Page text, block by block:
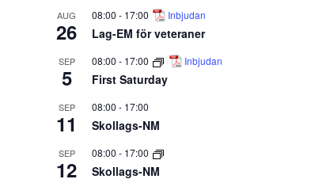
AUG
26
08:00 - 17:00 Inbjudan
Lag-EM för veteraner
SEP
5
08:00 - 17:00 Inbjudan
First Saturday
SEP
11
08:00 - 17:00
Skollags-NM
SEP
12
08:00 - 17:00
Skollags-NM